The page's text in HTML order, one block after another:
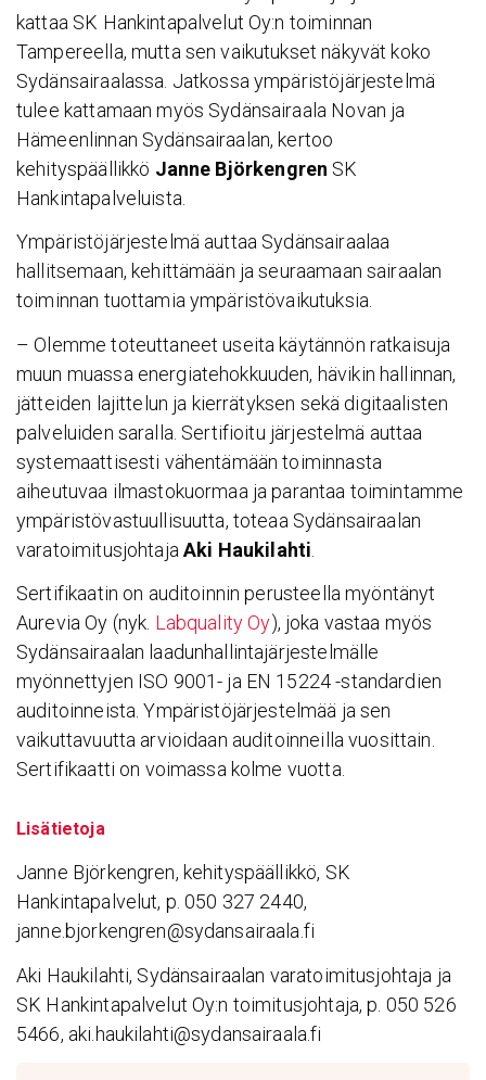
kattaa SK Hankintapalvelut Oy:n toiminnan
Tampereella, mutta sen vaikutukset näkyvät koko
Sydänsairaalassa. Jatkossa ympäristöjärjestelmä
tulee kattamaan myös Sydänsairaala Novan ja
Hämeenlinnan Sydänsairaalan, kertoo
kehityspäällikkö Janne Björkengren SK
Hankintapalveluista.
Ympäristöjärjestelmä auttaa Sydänsairaalaa
hallitsemaan, kehittämään ja seuraamaan sairaalan
toiminnan tuottamia ympäristövaikutuksia.
– Olemme toteuttaneet useita käytännön ratkaisuja
muun muassa energiatehokkuuden, hävikin hallinnan,
jätteiden lajittelun ja kierrätyksen sekä digitaalisten
palveluiden saralla. Sertifioitu järjestelmä auttaa
systemaattisesti vähentämään toiminnasta
aiheutuvaa ilmastokuormaa ja parantaa toimintamme
ympäristövastuullisuutta, toteaa Sydänsairaalan
varatoimitusjohtaja Aki Haukilahti
Sertifikaatin on auditoinnin perusteella myöntänyt
Aurevia Oy (nyk. Labquality Oy), joka vastaa myös
Sydänsairaalan laadunhallintajärjestelmälle
myönnettyjen ISO 9001- ja EN 15224 -standardien
auditoinneista. Ympäristöjärjestelmää ja sen
vaikuttavuutta arvioidaan auditoinneilla vuosittain.
Sertifikaatti on voimassa kolme vuotta.
Lisätietoja
Janne Björkengren, kehityspäällikkö, SK
Hankintapalvelut, p. 050 327 2440,
janne.bjorkengren@sydansairaala.fi
Aki Haukilahti, Sydänsairaalan varatoimitusjohtaja ja
SK Hankintapalvelut Oy:n toimitusjohtaja, p. 050 526
5466, aki.haukilahti@sydansairaala.fi